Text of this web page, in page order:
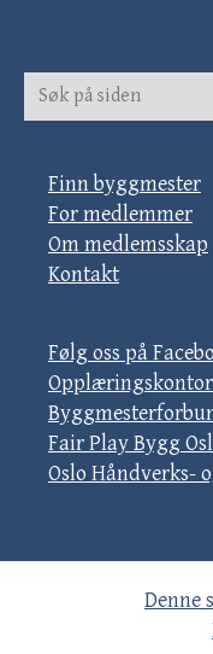
Finn byggmester
For medlemmer
Om medlemsskap
Kontakt
Følg oss på
Fair Play Bygg
Oslo Håndverks-
Denne